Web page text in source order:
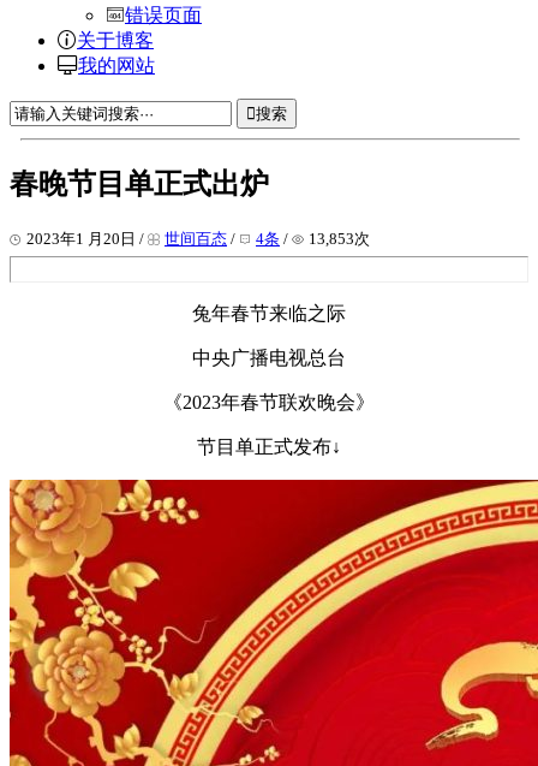
错误页面
关于博客
我的网站
搜索
春晚节目单正式出炉
2023年1 月20日 / 世间百态 / 4条 / 13,853次
兔年春节来临之际
中央广播电视总台
《2023年春节联欢晚会》
节目单正式发布↓